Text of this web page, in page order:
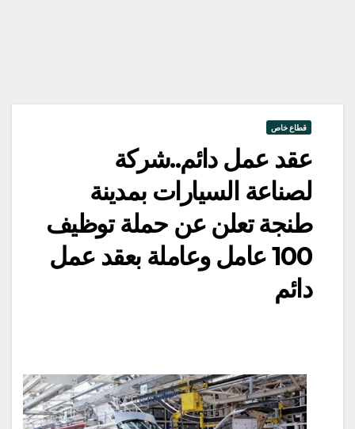
قطاع خاص
عقد عمل دائم..شركة
لصناعة السيارات بمدينة
طنجة تعلن عن حملة توظيف
100 عامل وعاملة بعقد عمل
دائم